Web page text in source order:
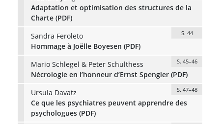
Adaptation et optimisation des structures de la
Charte (PDF)
Sandra Feroleto
S. 44
Hommage à Joëlle Boyesen (PDF)
Mario Schlegel & Peter Schulthess
S. 45–46
Nécrologie en l’honneur d’Ernst Spengler (PDF)
Ursula Davatz
S. 47–48
Ce que les psychiatres peuvent apprendre des
psychologues (PDF)